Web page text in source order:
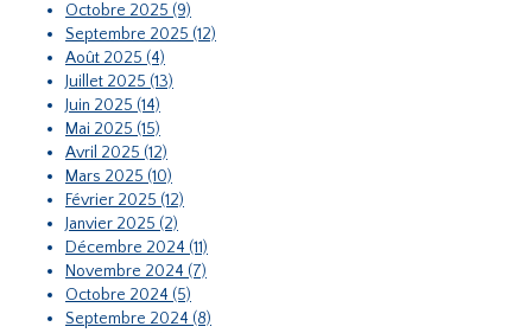
Octobre 2025 (9)
Septembre 2025 (12)
Août 2025 (4)
Juillet 2025 (13)
Juin 2025 (14)
Mai 2025 (15)
Avril 2025 (12)
Mars 2025 (10)
Février 2025 (12)
Janvier 2025 (2)
Décembre 2024 (11)
Novembre 2024 (7)
Octobre 2024 (5)
Septembre 2024 (8)